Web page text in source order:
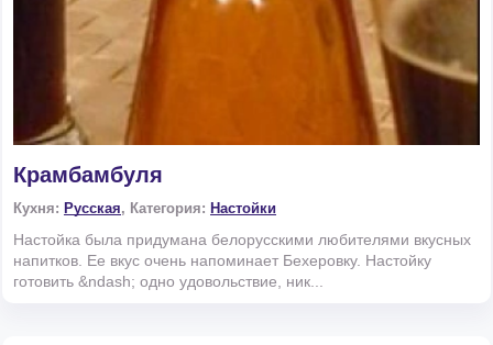
Крамбамбуля
Кухня: Русская, Категория: Настойки
Настойка была придумана белорусскими любителями вкусных
напитков. Ее вкус очень напоминает Бехеровку. Настойку
готовить &ndash; одно удовольствие, ник...